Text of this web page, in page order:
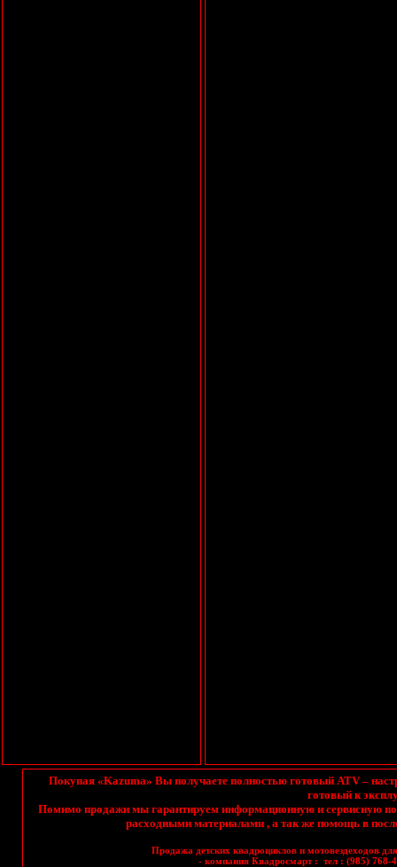
Покупая«Kazuma» Вы получаете полностью готовый ATV –
готовый к
Помимо продажи мы гарантируем информационную и сервисную
расходными материалами , а так же помощь в
Продажа детских квадроциклов и мотовездеходов
- компания Квадросмарт: тел : (985) 768-